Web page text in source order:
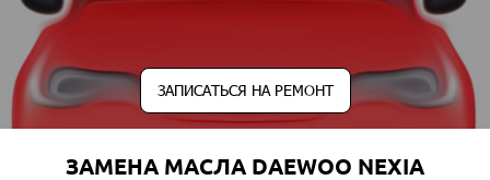
ЗАПИСАТЬСЯ НА РЕМОНТ
ЗАМЕНА МАСЛА DAEWOO NEXIA